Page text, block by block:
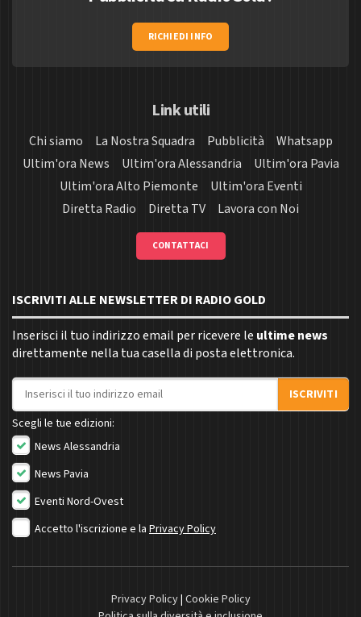
RICHIEDI INFO
Link utili
Chi siamo La Nostra Squadra Pubblicità
Whatsapp
Ultim'ora News
Ultim'ora Alessandria
Ultim'ora Pavia
Ultim'ora Alto Piemonte
Ultim'ora Eventi
Diretta Radio
Diretta TV Lavora con Noi
CONTATTACI
ISCRIVITI ALLE NEWSLETTER DI RADIO GOLD
Inserisci il tuo indirizzo email per ricevere le ultime news
direttamente nella tua casella di posta elettronica.
Indirizzo email
ISCRIVITI
Scegli le tue edizioni:
News Alessandria
News Pavia
Eventi Nord-Ovest
Accetto l'iscrizione e la Privacy Policy
Privacy Policy| Cookie Policy